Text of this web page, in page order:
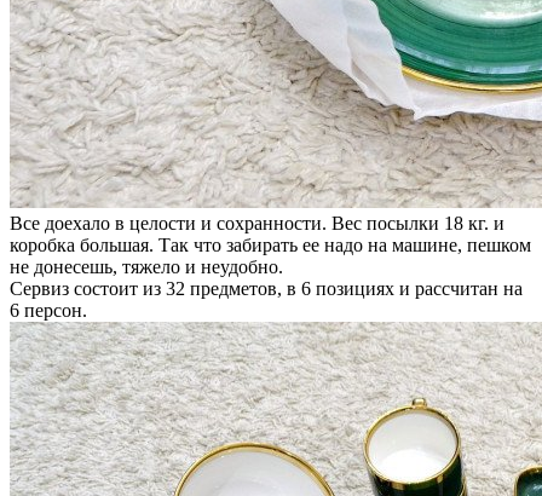
Все доехало в целости и сохранности. Вес посылки 18 кг. и
коробка большая. Так что забирать ее надо на машине, пешком
не донесешь, тяжело и неудобно.
Сервиз состоит из 32 предметов, в 6 позициях и рассчитан на
6 персон.